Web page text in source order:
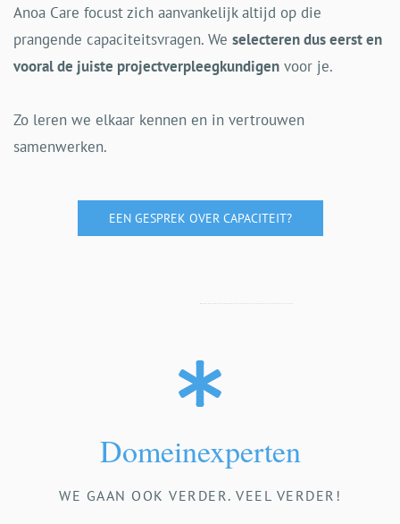
Anoa Care focust zich aanvankelijk altijd op die
prangende capaciteitsvragen. We selecteren dus eerst en
vooral de juiste projectverpleegkundigen voor je.
Zo leren we elkaar kennen en in vertrouwen
samenwerken.
EEN GESPREK OVER CAPACITEIT?
Domeinexperten
WE GAAN OOK VERDER. VEEL VERDER!